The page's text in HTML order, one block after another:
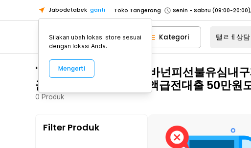
Jabodetabek ganti Toko Tangerang
Pick n Go Jakarta Barat
Senin - Jumat
Pick n Go Bekasi
Senin - Jumat (08:00 -
Pick n Go Depok
Senin - Jumat (08:00 -
Toko Jakarta Pusat
Senin - Sabtu (09:00-
Kategori
"탤ㄹㅔ상담 banonpi 바넌피선불유심내
군장기연체자비대면소액급전대출 50만원
0 Produk
Filter Produk
Silakan ubah lokasi store sesuai
dengan lokasi Anda.
Mengerti